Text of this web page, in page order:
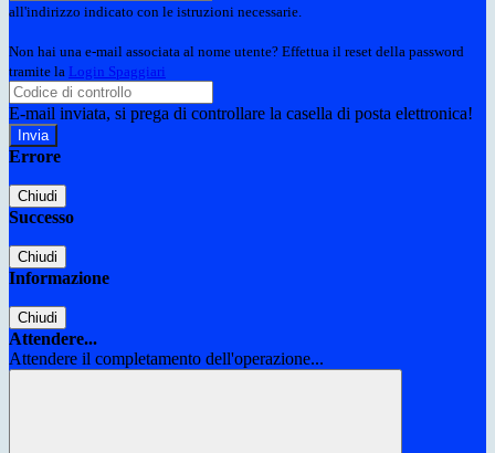
all'indirizzo indicato con le istruzioni necessarie.
Non hai una e-mail associata al nome utente? Effettua il reset della password
tramite la Login Spaggiari
E-mail inviata, si prega di controllare la casella di posta elettronica!
Errore
Chiudi
Successo
Chiudi
Informazione
Chiudi
Attendere...
Attendere il completamento dell'operazione...